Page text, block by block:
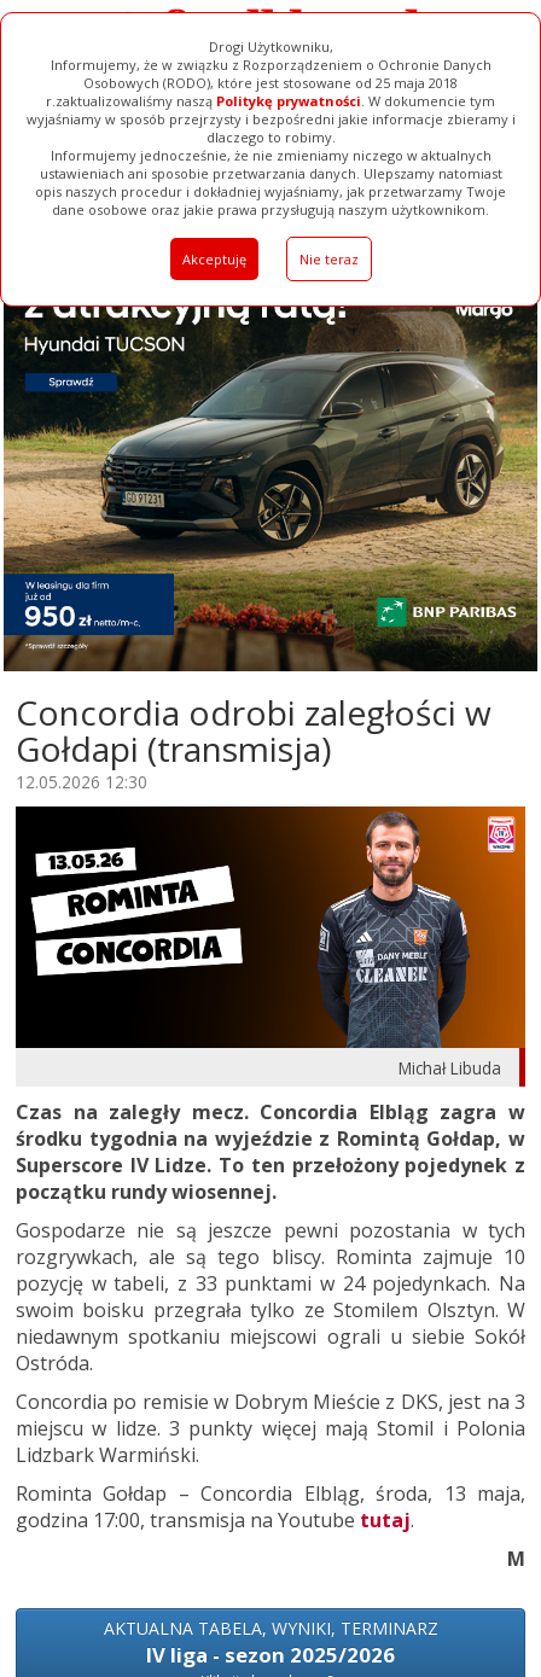
Drogi Użytkowniku,
Informujemy, że w związku z Rozporządzeniem o Ochronie Danych
Osobowych (RODO), które jest stosowane od 25 maja 2018
r.zaktualizowaliśmy naszą Politykę prywatności. W dokumencie tym
wyjaśniamy w sposób przejrzysty i bezpośredni jakie informacje zbieramy i
dlaczego to robimy.
Informujemy jednocześnie, że nie zmieniamy niczego w aktualnych
ustawieniach ani sposobie przetwarzania danych. Ulepszamy natomiast
opis naszych procedur i dokładniej wyjaśniamy, jak przetwarzamy Twoje
dane osobowe oraz jakie prawa przysługują naszym użytkownikom.
Akceptuję Nie teraz
Ogłoszenia Filmy Galerie Baza Firm Pełna Wersja
Concordia odrobi zaległości w
Gołdapi (transmisja)
12.05.2026 12:30
Michał Libuda
Czas na zaległy mecz. Concordia Elbląg zagra w
środku tygodnia na wyjeździe z Romintą Gołdap, w
Superscore IV Lidze. To ten przełożony pojedynek z
początku rundy wiosennej.
Gospodarze nie są jeszcze pewni pozostania w tych
rozgrywkach, ale są tego bliscy. Rominta zajmuje 10
pozycję w tabeli, z 33 punktami w 24 pojedynkach. Na
swoim boisku przegrała tylko ze Stomilem Olsztyn. W
niedawnym spotkaniu miejscowi ograli u siebie Sokół
Ostróda.
Concordia po remisie w Dobrym Mieście z DKS, jest na 3
miejscu w lidze. 3 punkty więcej mają Stomil i Polonia
Lidzbark Warmiński.
Rominta Gołdap – Concordia Elbląg, środa, 13 maja,
godzina 17:00, transmisja na Youtube tutaj.
M
AKTUALNA TABELA, WYNIKI, TERMINARZ
IV liga - sezon 2025/2026